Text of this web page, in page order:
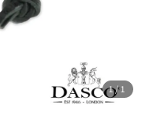
1/1